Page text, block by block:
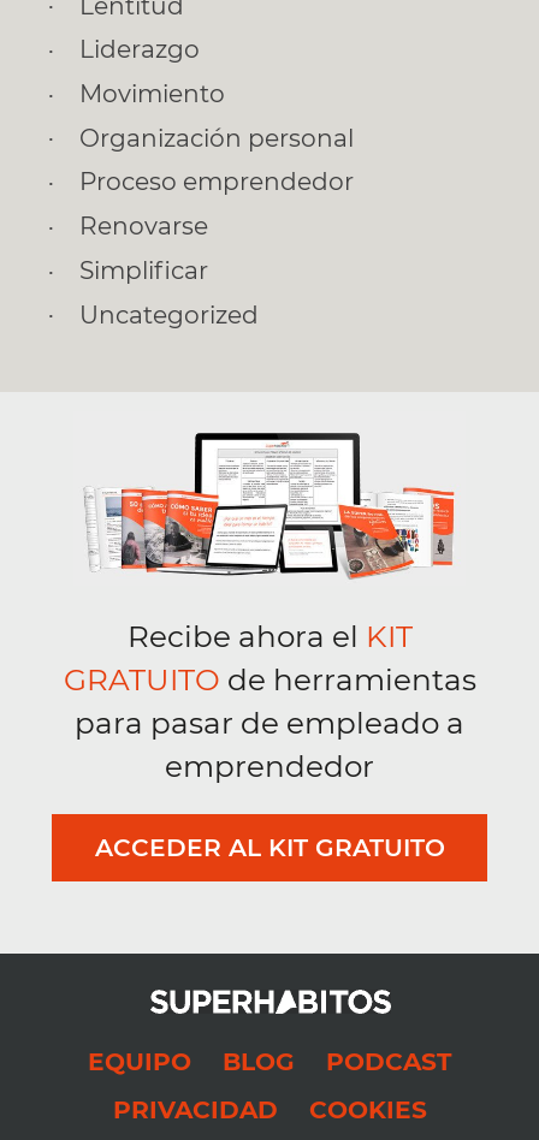
Liderazgo
Movimiento
Organización personal
Proceso emprendedor
Renovarse
Simplificar
Uncategorized
Recibe ahora el KIT
GRATUITO de herramientas
para pasar de empleado a
emprendedor
ACCEDER AL KIT GRATUITO
EQUIPO BLOG
PODCAST
PRIVACIDAD
COOKIES